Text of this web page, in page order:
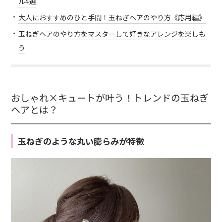
大人におすすめのひと手間！玉ねぎヘアのやり方《応用編》
玉ねぎヘアのやり方をマスターして好きなアレンジを楽しも
う
おしゃれ×キュートが叶う！トレンドの玉ねぎ
ヘアとは？
玉ねぎのような丸い膨らみが特徴